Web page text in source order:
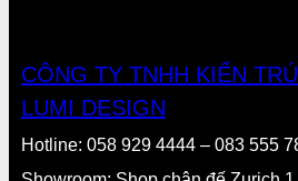
CÔNG TY TNHH KIẾN
LUMI DESIGN
Hotline: 058 929 4444 – 083 555